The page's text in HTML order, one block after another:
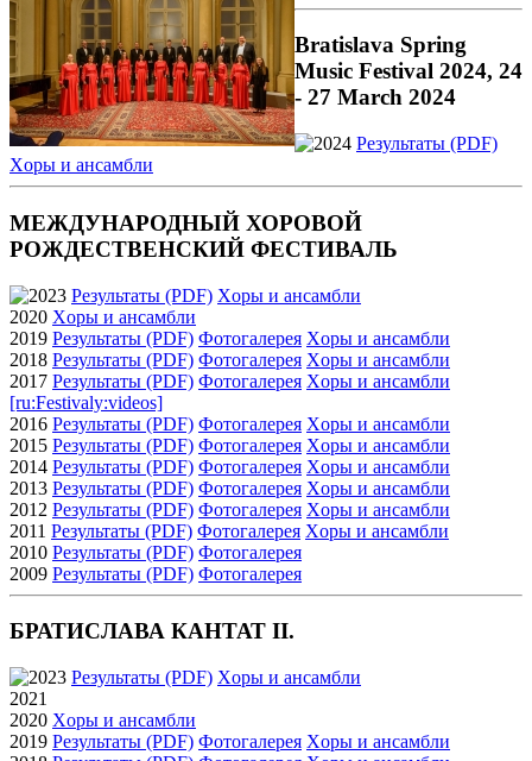
Bratislava Spring
Music Festival 2024, 24
- 27 March 2024
2024 Результаты (PDF)
Xоры и ансамбли
МЕЖДУНАРОДНЫЙ ХОРОВОЙ
РОЖДЕСТВЕНСКИЙ ФЕСТИВАЛЬ
2023 Результаты (PDF) Xоры и ансамбли
2020 Xоры и ансамбли
2019 Результаты (PDF) Фотогалерея Xоры и ансамбли
2018 Результаты (PDF) Фотогалерея Xоры и ансамбли
2017 Результаты (PDF) Фотогалерея Xоры и ансамбли
[ru:Festivaly:videos]
2016 Результаты (PDF) Фотогалерея Xоры и ансамбли
2015 Результаты (PDF) Фотогалерея Xоры и ансамбли
2014 Результаты (PDF) Фотогалерея Xоры и ансамбли
2013 Результаты (PDF) Фотогалерея Xоры и ансамбли
2012 Результаты (PDF) Фотогалерея Xоры и ансамбли
2011 Результаты (PDF) Фотогалерея Xоры и ансамбли
2010 Результаты (PDF) Фотогалерея
2009 Результаты (PDF) Фотогалерея
БРАТИСЛАВА КАНТАТ II.
2023 Результаты (PDF) Xоры и ансамбли
2021
2020 Xоры и ансамбли
2019 Результаты (PDF) Фотогалерея Xоры и ансамбли